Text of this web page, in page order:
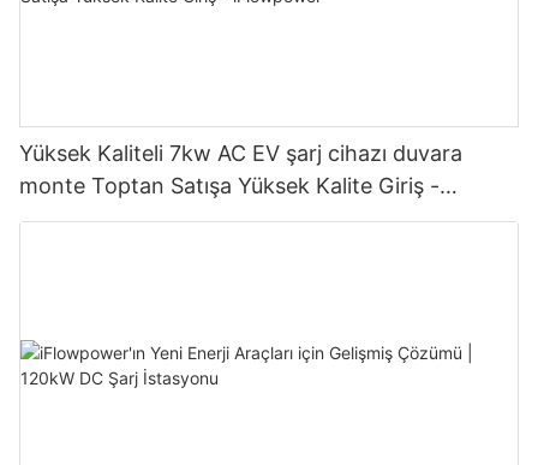
Yüksek Kaliteli 7kw AC EV şarj cihazı duvara
monte Toptan Satışa Yüksek Kalite Giriş -
iFlowpower